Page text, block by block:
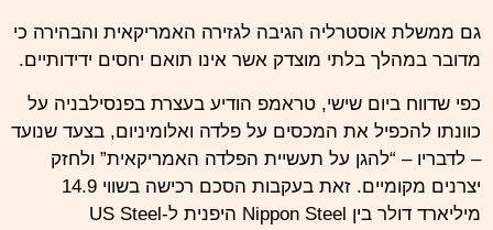
גם ממשלת אוסטרליה הגיבה לגזירה האמריקאית והבהירה כי
מדובר במהלך בלתי מוצדק אשר אינו תואם יחסים ידידותיים.
כפי שדווח ביום שישי, טראמפ הודיע בעצרת בפנסילבניה על
כוונתו להכפיל את המכסים על פלדה ואלומיניום, בצעד שנועד
– לדבריו – “להגן על תעשיית הפלדה האמריקאית” ולחזק
יצרנים מקומיים. זאת בעקבות הסכם רכישה בשווי 14.9
מיליארד דולר בין Nippon Steel היפנית ל-US Steel